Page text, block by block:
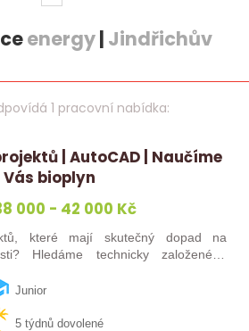
energy| Jindřichův
1 pracovní nabídka:
| AutoCAD | Naučíme
Vás bioplyn
000 - 42 000 Kč
které mají skutečný dopad na
Hledáme technicky založeného
po celé…
Junior
5 týdnů dovolené